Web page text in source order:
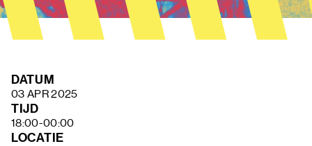
DATUM
03 APR 2025
TIJD
18:00-00:00
LOCATIE